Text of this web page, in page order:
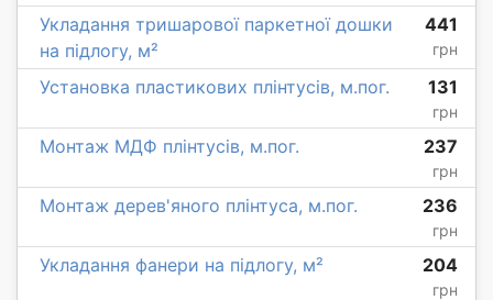
Укладання тришарової паркетної дошки
на підлогу, м²
441
грн
Установка пластикових плінтусів, м.пог. 131
грн
Монтаж МДФ плінтусів, м.пог. 237
грн
Монтаж дерев'яного плінтуса, м.пог. 236
грн
Укладання фанери на підлогу, м² 204
грн